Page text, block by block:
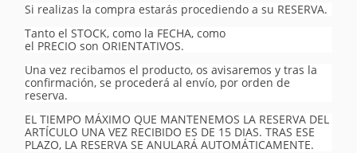
Si realizas la compra estarás procediendo a su RESERVA.
Tanto el STOCK, como la FECHA, como
el PRECIO son ORIENTATIVOS.
Una vez recibamos el producto, os avisaremos y tras la
confirmación, se procederá al envío, por orden de
reserva.
EL TIEMPO MÁXIMO QUE MANTENEMOS LA RESERVA DEL
ARTÍCULO UNA VEZ RECIBIDO ES DE 15 DIAS. TRAS ESE
PLAZO, LA RESERVA SE ANULARÁ AUTOMÁTICAMENTE.